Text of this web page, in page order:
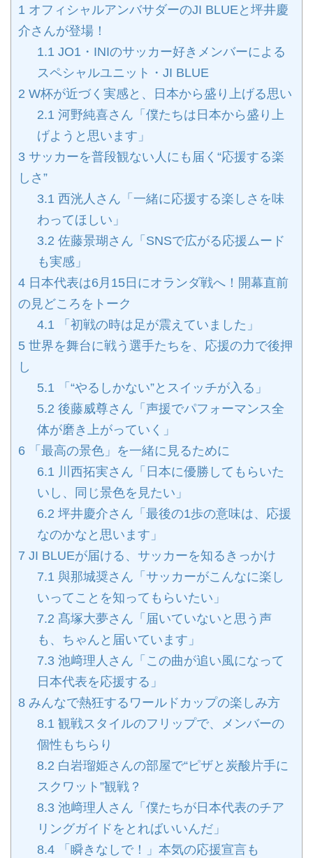
1 オフィシャルアンバサダーのJI BLUEと坪井慶
介さんが登場！
1.1 JO1・INIのサッカー好きメンバーによる
スペシャルユニット・JI BLUE
2 W杯が近づく実感と、日本から盛り上げる思い
2.1 河野純喜さん「僕たちは日本から盛り上
げようと思います」
3 サッカーを普段観ない人にも届く“応援する楽
しさ”
3.1 西洸人さん「一緒に応援する楽しさを味
わってほしい」
3.2 佐藤景瑚さん「SNSで広がる応援ムード
も実感」
4 日本代表は6月15日にオランダ戦へ！開幕直前
の見どころをトーク
4.1 「初戦の時は足が震えていました」
5 世界を舞台に戦う選手たちを、応援の力で後押
し
5.1 「“やるしかない”とスイッチが入る」
5.2 後藤威尊さん「声援でパフォーマンス全
体が磨き上がっていく」
6 「最高の景色」を一緒に見るために
6.1 川西拓実さん「日本に優勝してもらいた
いし、同じ景色を見たい」
6.2 坪井慶介さん「最後の1歩の意味は、応援
なのかなと思います」
7 JI BLUEが届ける、サッカーを知るきっかけ
7.1 與那城奨さん「サッカーがこんなに楽し
いってことを知ってもらいたい」
7.2 髙塚大夢さん「届いていないと思う声
も、ちゃんと届いています」
7.3 池﨑理人さん「この曲が追い風になって
日本代表を応援する」
8 みんなで熱狂するワールドカップの楽しみ方
8.1 観戦スタイルのフリップで、メンバーの
個性もちらり
8.2 白岩瑠姫さんの部屋で“ピザと炭酸片手に
スクワット”観戦？
8.3 池﨑理人さん「僕たちが日本代表のチア
リングガイドをとればいいんだ」
8.4 「瞬きなしで！」本気の応援宣言も